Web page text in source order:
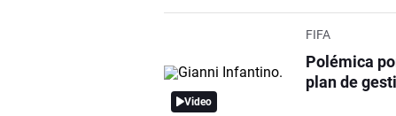
Video
FIFA
Polémica
plan de